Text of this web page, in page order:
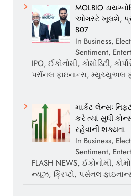
MOLBIO
ઓગસ્ટે ખૂલશે,
807
In Business,
Sentiment,
IPO, ઈકોનોમી, કોમોડિટી,
પર્સનલ ફાઇનાન્સ, મ્યુચ્યુઅલ
માર્કેટ લેન્સઃ
કરે ત્યાં સુધી
રહેવાની શક્યતા
In Business,
Sentiment,
FLASH NEWS, ઈકોનોમી,
ન્યૂઝ, ક્રિપ્ટો, પર્સનલ